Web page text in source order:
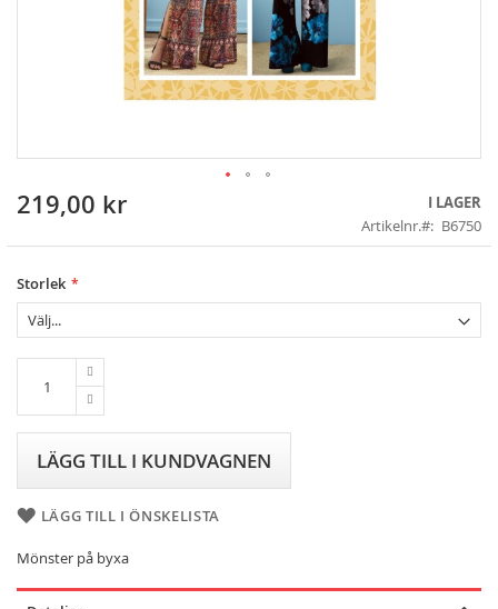
Skip
the
of
the
images
gallery
219,00 kr
I LAGER
Artikelnr.
B6750
Storlek
LÄGG TILL I KUNDVAGNEN
LÄGG TILL I ÖNSKELISTA
Mönster på byxa